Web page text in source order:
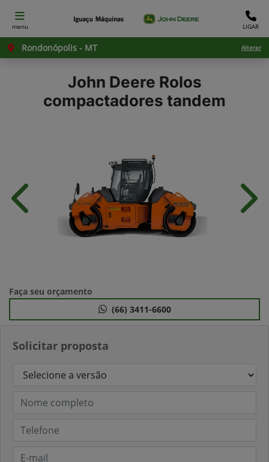
menu LIGAR
Rondonópolis - MT Alterar
John Deere Rolos
compactadores tandem
Solicitar proposta
Anterior
Faça seu orçamento
(66) 3411-6600